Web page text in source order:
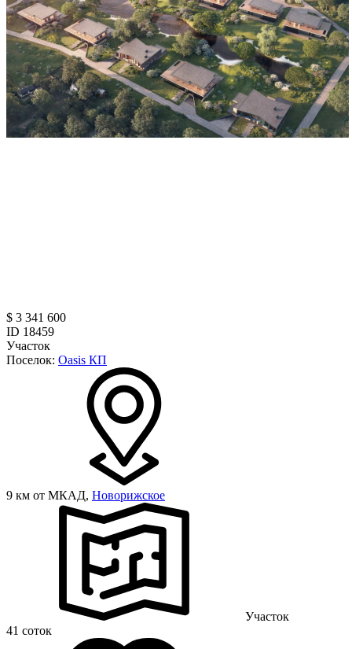
$ 3 341 600
ID 18459
Участок
Поселок: Oasis КП
9 км от МКАД, Новорижское
Участок
41 соток